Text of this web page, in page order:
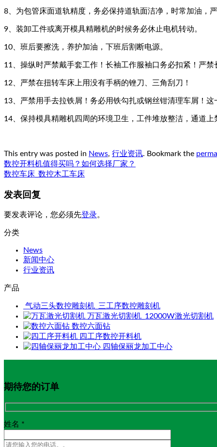
8、为包管床面道轨精度，务必保持道轨面洁净，时常加油，
9、装卸工件或离开模具精雕机的时候务必休止电机转动。
10、班后要擦洗，养护加油，下班后割断电源。
11、操纵时严禁戴手套工作！长袖工作服袖口务必扣紧！严
12、严禁在扭转车床上用没有手柄的锉刀、三角刮刀！
13、严禁用手去拉铁屑！务必用铁勾扎或钢丝钳清理车屑！
14、保持模具精雕机四周的环境卫生，工件堆放整洁，通道
This entry was posted in News, 行业资讯. Bookmark the
数控开料机值得买吗？如何选择厂家？
数控车床_数控木工车床
发表回复
要发表评论，您必须先登录。
分类
News
新闻中心
行业资讯
产品
气动三头数控雕刻机_三工序数控雕刻机
万瓦激光切割机_12000W激光切割机
数控六面钻
四工序数控开料机
四轴保丽龙加工中心
期待您的订单
姓名 *